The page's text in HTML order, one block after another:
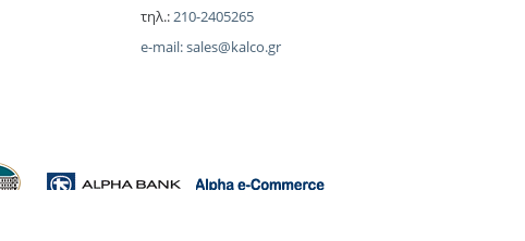
τηλ.:210-2405265
e-mail:sales@kalco.gr